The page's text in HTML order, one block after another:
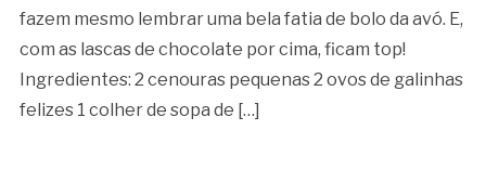
fazem mesmo lembrar uma bela fatia de bolo da avó. E,
com as lascas de chocolate por cima, ficam top!
Ingredientes: 2 cenouras pequenas 2 ovos de galinhas
felizes 1 colher de sopa de […]